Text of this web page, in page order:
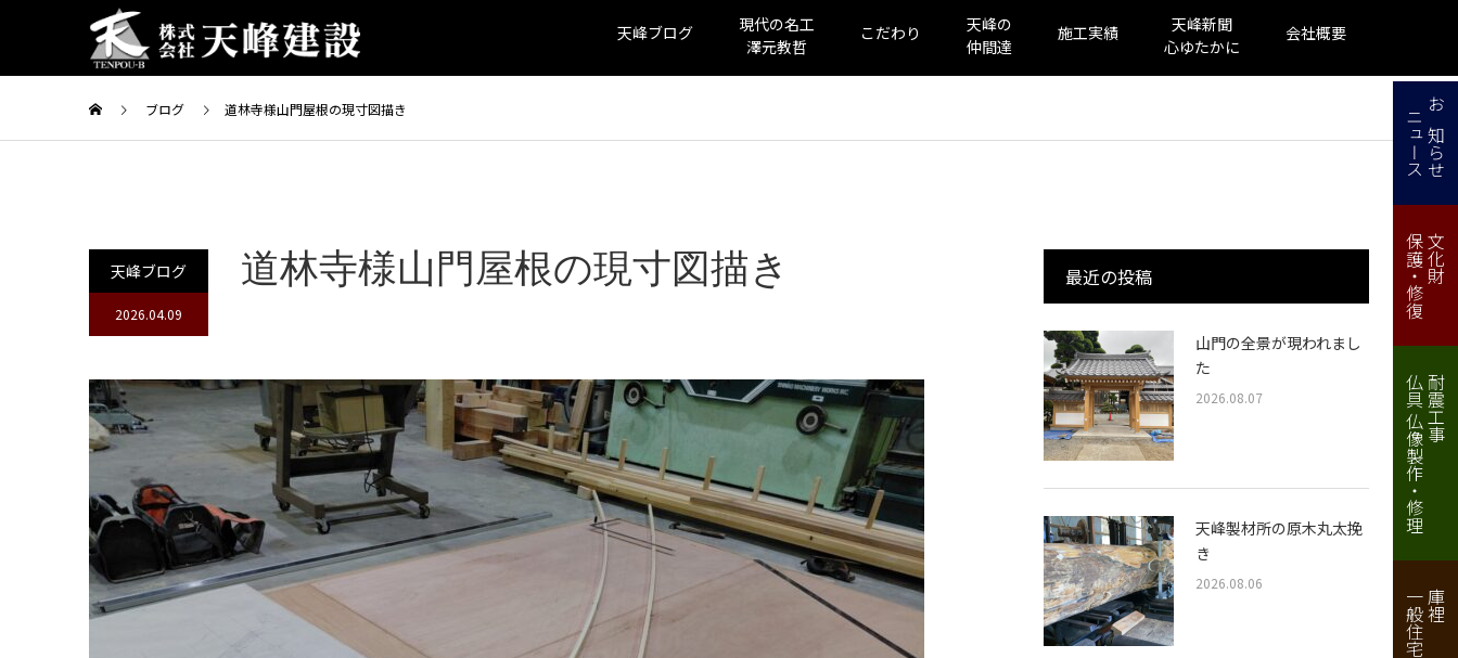
天峰ブログ
現代の名工
澤元教哲
こだわり
天峰の
仲間達
施工実績
天峰新聞
心ゆたかに
会社概要
ブログ 道林寺様山門屋根の現寸図描き
天峰ブログ
2026.04.09
道林寺様山門屋根の現寸図描き 最近の投稿
山門の全景が現われまし
た
2026.08.07
天峰製材所の原木丸太挽
き
2026.08.06
お知らせ
ニュース
文化財
保護・修復
耐震工事
仏具 仏像製作・修理
庫裡
一般住宅